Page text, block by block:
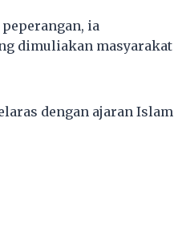
ia
dimuliakan masyarakat
dengan ajaran Islam